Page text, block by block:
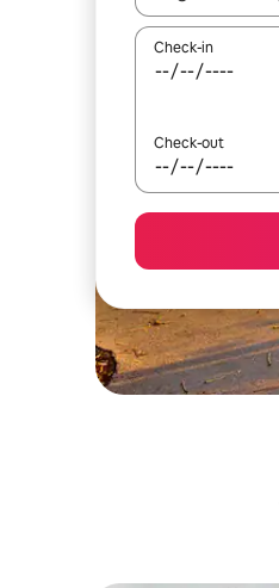
Check-in
Check-out